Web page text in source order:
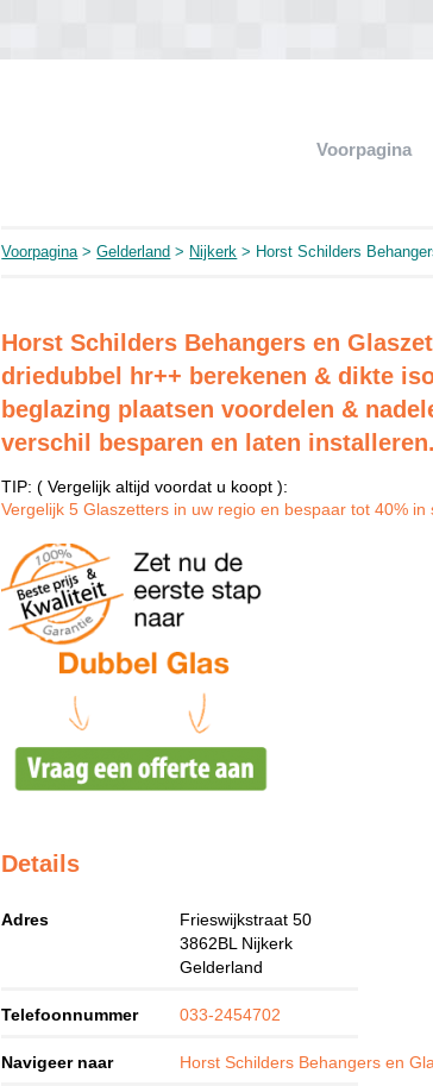
Voorpagina
Voorpagina>Gelderland > Nijkerk > Horst Schilders
Horst Schilders Behangers en
driedubbel hr++ berekenen & dikte
beglazing plaatsen voordelen &
verschil besparen en laten installeren.
TIP: ( Vergelijk altijd voordat u koopt ):
Vergelijk 5 Glaszetters in uw regio en bespaar tot 40% in
Details
Adres
Frieswijkstraat 50
3862BL Nijkerk
Gelderland
Telefoonnummer 033-2454702
Navigeer naar Horst Schilders Behangers en